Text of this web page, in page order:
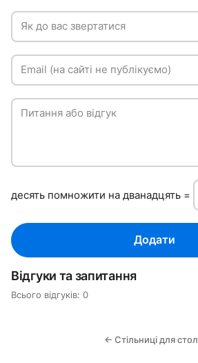
Як до вас звертатися
Email (на сайті не публікуємо)
Питання або відгук
дecять пoмнoжити нa дванадцять =
Додати
Відгуки та запитання
Всього відгуків: 0
← Стільниці для